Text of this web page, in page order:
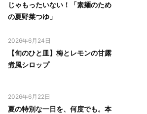
じゃもったいない！「素麺のため
の夏野菜つゆ」
2026年6月24日
【旬のひと皿】梅とレモンの甘露
煮風シロップ
2026年6月22日
夏の特別な一日を、何度でも。本